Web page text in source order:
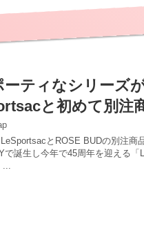
ティなシリーズ
と初めて別注
とROSE BUDの別注商
で誕生し今年で45周年を迎える「
...